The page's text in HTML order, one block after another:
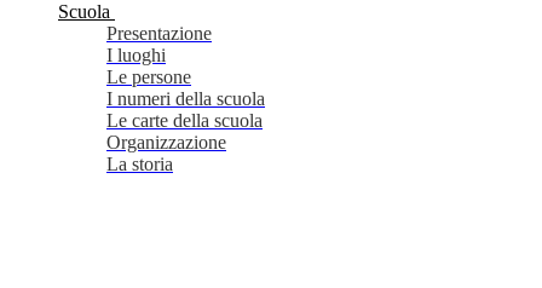
Scuola
Presentazione
I luoghi
Le persone
I numeri della scuola
Le carte della scuola
Organizzazione
La storia